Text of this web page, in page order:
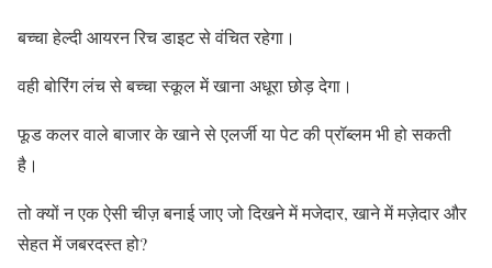
बच्चा हेल्दी आयरन रिच डाइट से वंचित रहेगा।
वही बोरिंग लंच से बच्चा स्कूल में खाना अधूरा छोड़ देगा।
फूड कलर वाले बाजार के खाने से एलर्जी या पेट की प्रॉब्लम भी हो सकती
है।
तो क्यों न एक ऐसी चीज़ बनाई जाए जो दिखने में मजेदार, खाने में मज़ेदार और
सेहत में जबरदस्त हो?